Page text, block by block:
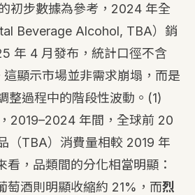
初步數據為參考，2024 年全
Beverage Alcohol, TBA）銷
年 4 月發布，統計口徑不含
顯示市場並非需求崩塌，而是
整過程中的階段性波動。 (1)
2019–2024 年間，全球前 20
（TBA）消費量相較 2019 年
，品類間的分化相當明顯：
萄酒則明顯收縮約 21%，而烈